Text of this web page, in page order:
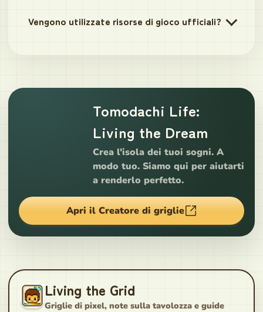
Vengono utilizzate risorse di gioco ufficiali?
Tomodachi Life:
Living the Dream
Crea l'isola dei tuoi sogni. A
modo tuo. Siamo qui per aiutarti
a renderlo perfetto.
Apri il Creatore di griglie
Living the Grid
Griglie di pixel, note sulla tavolozza e guide